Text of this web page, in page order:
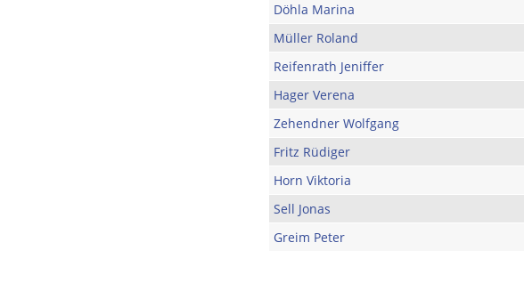
Döhla Marina
Müller Roland
Reifenrath Jeniffer
Hager Verena
Zehendner Wolfgang
Fritz Rüdiger
Horn Viktoria
Sell Jonas
Greim Peter